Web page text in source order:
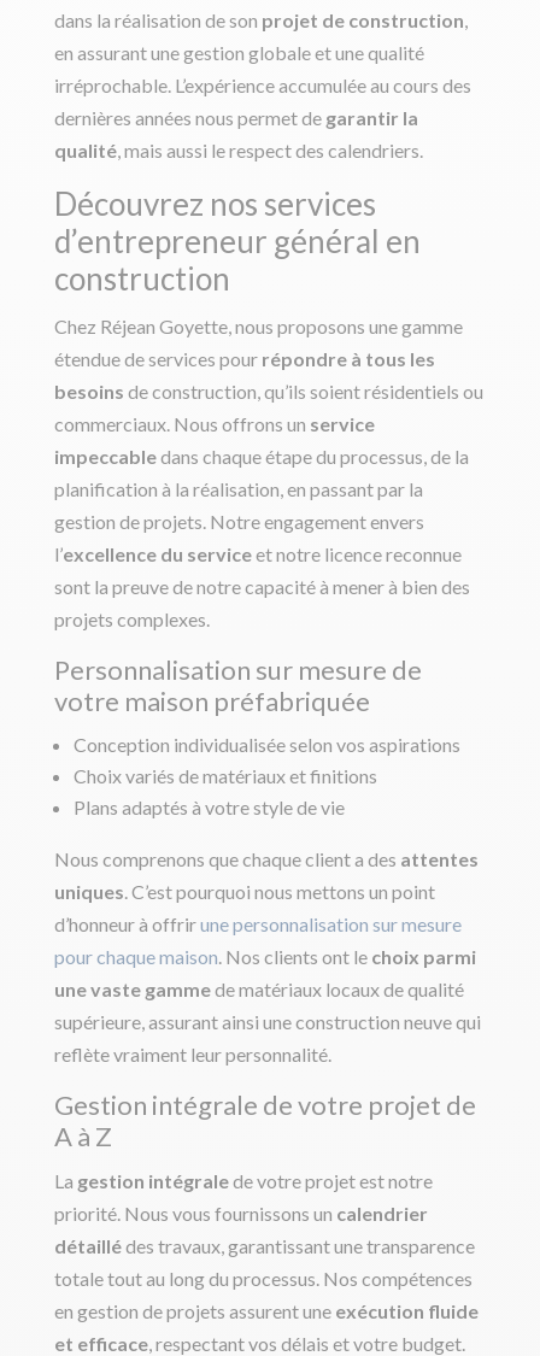
dans la réalisation de son projet de construction
en assurant une gestion globale et une qualité
irréprochable. L’expérience accumulée au cours des
dernières années nous permet de garantir la
qualité, mais aussi le respect des calendriers.
Découvrez nos services
d’entrepreneur général en
construction
Chez Réjean Goyette, nous proposons une gamme
étendue de services pour répondre à tous les
besoins de construction, qu’ils soient résidentiels ou
commerciaux. Nous offrons un service
impeccabledans chaque étape du processus, de la
planification à la réalisation, en passant par la
gestion de projets. Notre engagement envers
l’excellence du serviceet notre licence reconnue
sont la preuve de notre capacité à mener à bien des
projets complexes.
Personnalisation sur mesure de
votre maison préfabriquée
Conception individualisée selon vos aspirations
Choix variés de matériaux et finitions
Plans adaptés à votre style de vie
Nous comprenons que chaque client a des attentes
uniques . C’est pourquoi nous mettons un point
d’honneur à offrirune personnalisation sur mesure
pour chaque maison . Nos clients ont le choix parmi
une vaste gammede matériaux locaux de qualité
supérieure, assurant ainsi une construction neuve qui
reflète vraiment leur personnalité.
Gestion intégrale de votre projet de
A à Z
La gestion intégralede votre projet est notre
priorité. Nous vous fournissons un calendrier
détaillédes travaux, garantissant une transparence
totale tout au long du processus. Nos compétences
en gestion de projets assurent une exécution fluide
et efficace, respectant vos délais et votre budget.